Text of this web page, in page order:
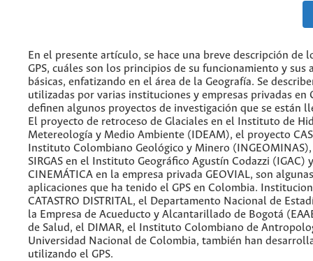
En el presente artículo, se hace una breve descripción de
GPS, cuáles son los principios de su funcionamiento y sus
básicas, enfatizando en el área de la Geografía. Se
utilizadas por varias instituciones y empresas privadas en
definen algunos proyectos de investigación que se están
El proyecto de retroceso de Glaciales en el Instituto de
Metereología y Medio Ambiente (IDEAM), el proyecto
Instituto Colombiano Geológico y Minero
SIRGAS en el Instituto Geográfico Agustín Codazzi (IGAC)
CINEMÁTICA en la empresa privada GEOVIAL, son
aplicaciones que ha tenido el GPS en Colombia.
CATASTRO DISTRITAL, el Departamento Nacional de
la Empresa de Acueducto y Alcantarillado de Bogotá
de Salud, el DIMAR, el Instituto Colombiano de
Universidad Nacional de Colombia, también han
utilizando el GPS.